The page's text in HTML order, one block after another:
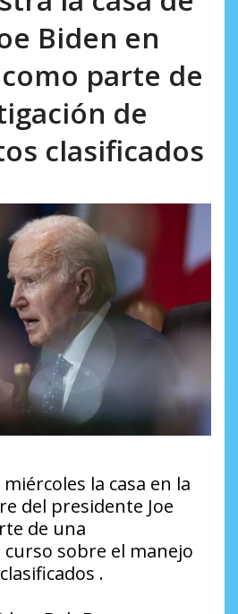
Biden en
parte de
de
clasificados
la casa en la
del presidente Joe
de una
sobre el manejo
.